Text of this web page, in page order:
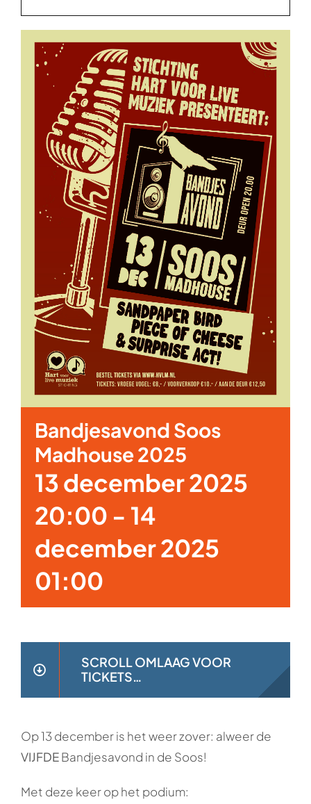
Rockronde
Bandjesavond Soos
Madhouse 2025
13 december 2025
20:00 - 14
december 2025
01:00
SCROLL OMLAAG VOOR
TICKETS…
Op 13 december is het weer zover: alweer de
VIJFDEBandjesavond in de Soos!
Met deze keer op het podium: